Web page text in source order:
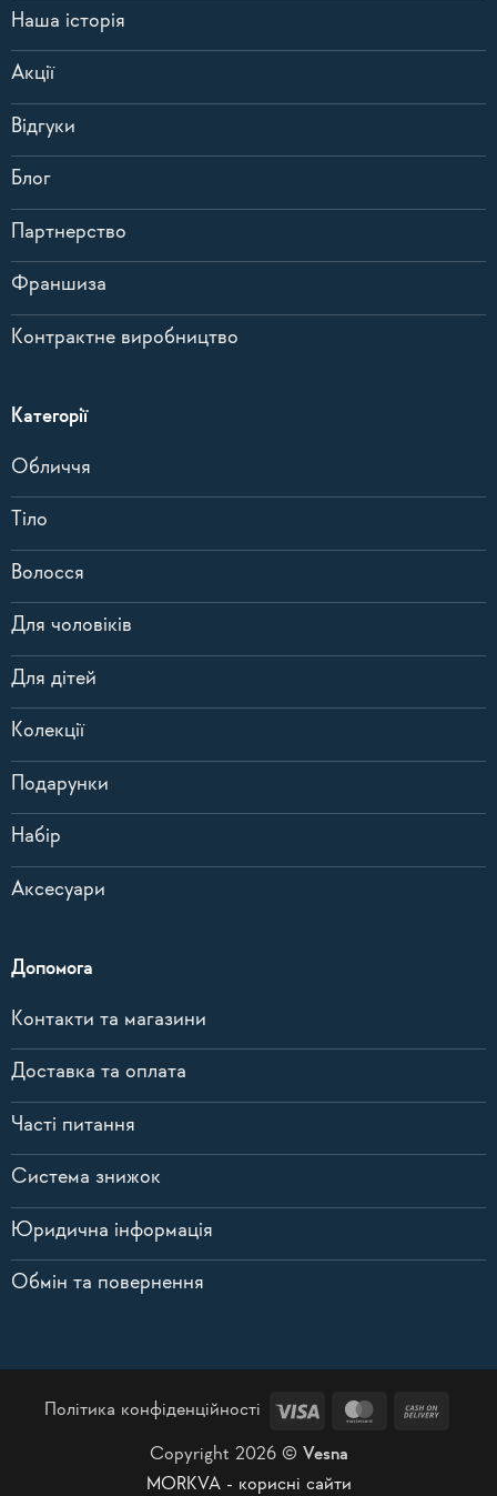
Наша історія
Акції
Відгуки
Блог
Партнерство
Франшиза
Контрактне виробництво
Категорії
Обличчя
Тіло
Волосся
Для чоловіків
Для дітей
Колекції
Подарунки
Набір
Аксесуари
Допомога
Контакти та магазини
Доставка та оплата
Часті питання
Система знижок
Юридична інформація
Обмін та повернення
Політика конфіденційності Visa MasterCard
Copyright 2026 © Vesna
MORKVA - корисні сайти